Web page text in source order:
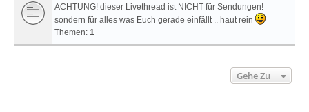
ACHTUNG! dieser Livethread ist NICHT für Sendungen!
sondern für alles was Euch gerade einfällt .. haut rein
Themen: 1
Gehe Zu